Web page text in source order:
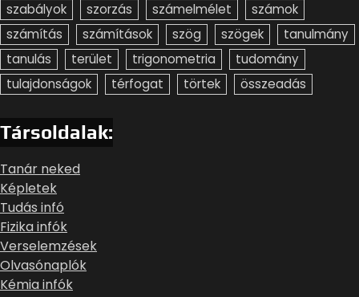
szabályok
szorzás számelmélet
számok
számítás
számítások szög szögek
tanulmány
tanulás
terület trigonometria
tudomány
tulajdonságok
térfogat törtek összeadás
Társoldalak:
Tanár neked
Képletek
Tudás infó
Fizika infók
Verselemzések
Olvasónaplók
Kémia infók